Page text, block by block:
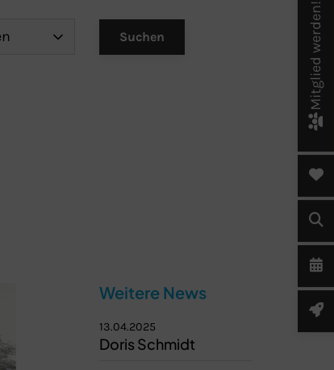
Weitere News
13.04.2025
Doris Schmidt
Mitglied werden!